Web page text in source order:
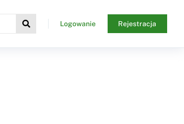
Logowanie Rejestracja